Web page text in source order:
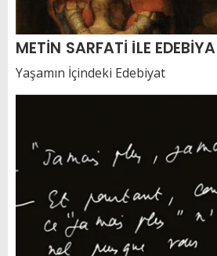
METİN SARFATİ İLE
Yaşamın İçindeki Edebiyat